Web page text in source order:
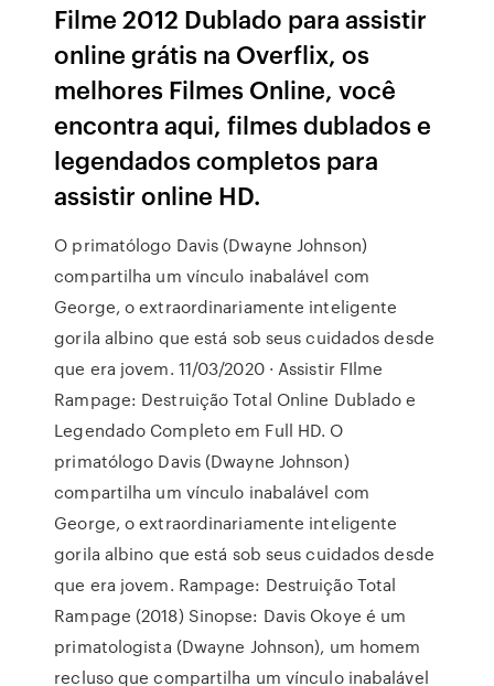
Filme 2012 Dublado para assistir
online grátis na Overflix, os
melhores Filmes Online, você
encontra aqui, filmes dublados e
legendados completos para
assistir online HD.
O primatólogo Davis (Dwayne Johnson)
compartilha um vínculo inabalável com
George, o extraordinariamente inteligente
gorila albino que está sob seus cuidados desde
que era jovem. 11/03/2020 · Assistir FIlme
Rampage: Destruição Total Online Dublado e
Legendado Completo em Full HD. O
primatólogo Davis (Dwayne Johnson)
compartilha um vínculo inabalável com
George, o extraordinariamente inteligente
gorila albino que está sob seus cuidados desde
que era jovem. Rampage: Destruição Total
Rampage (2018) Sinopse: Davis Okoye é um
primatologista (Dwayne Johnson), um homem
recluso que compartilha um vínculo inabalável